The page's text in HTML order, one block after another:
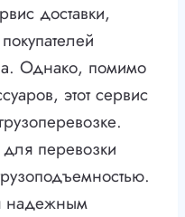
доставки,
Однако, помимо
этот сервис
перевозки
надежным